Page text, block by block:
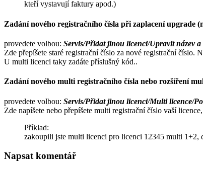
kteří vystavují faktury apod.)
Zadání nového registračního čísla při zaplacení upgrade
provedete volbou: Servis/Přidat jinou licenci/Upravit název a
Zde přepíšete staré registrační číslo za nové registrační číslo.
U multi licenci taky zadáte příslušný kód..
Zadání nového multi registračního čísla nebo rozšíření
provedete volbou: Servis/Přidat jinou licenci/Multi licence/
Zde napíšete nebo přepíšete multi registrační číslo vaší
Příklad:
zakoupili jste multi licenci pro licenci 12345 multi 1+2,
Napsat komentář